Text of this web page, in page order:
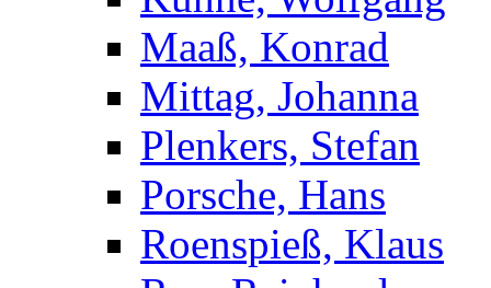
Maaß, Konrad
Mittag, Johanna
Plenkers, Stefan
Porsche, Hans
Roenspieß, Klaus